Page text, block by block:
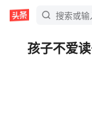
孩子不爱